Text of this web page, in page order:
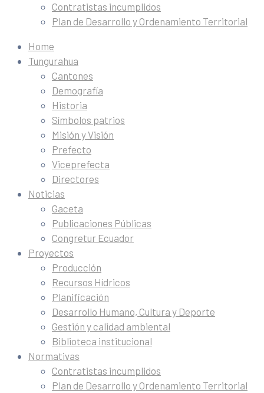
Contratistas incumplidos
Plan de Desarrollo y Ordenamiento Territorial
Home
Tungurahua
Cantones
Demografía
Historia
Símbolos patrios
Misión y Visión
Prefecto
Viceprefecta
Directores
Noticias
Gaceta
Publicaciones Públicas
Congretur Ecuador
Proyectos
Producción
Recursos Hídricos
Planificación
Desarrollo Humano, Cultura y Deporte
Gestión y calidad ambiental
Biblioteca institucional
Normativas
Contratistas incumplidos
Plan de Desarrollo y Ordenamiento Territorial